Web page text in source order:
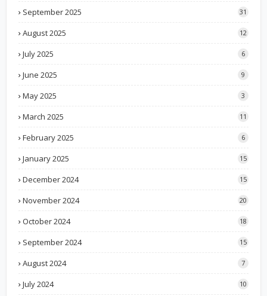
September 2025 31
August 2025 12
July 2025 6
June 2025 9
May 2025 3
March 2025 11
February 2025 6
January 2025 15
December 2024 15
November 2024 20
October 2024 18
September 2024 15
August 2024 7
July 2024 10